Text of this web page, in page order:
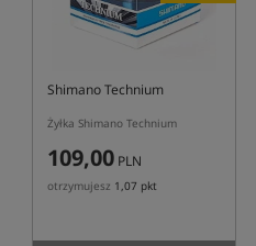
Shimano Technium
Żyłka Shimano Technium
109,00 PLN
otrzymujesz 1,07 pkt